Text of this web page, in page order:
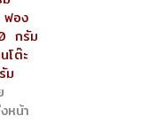
อง
กรัม
โต๊ะ
ม
หน้า